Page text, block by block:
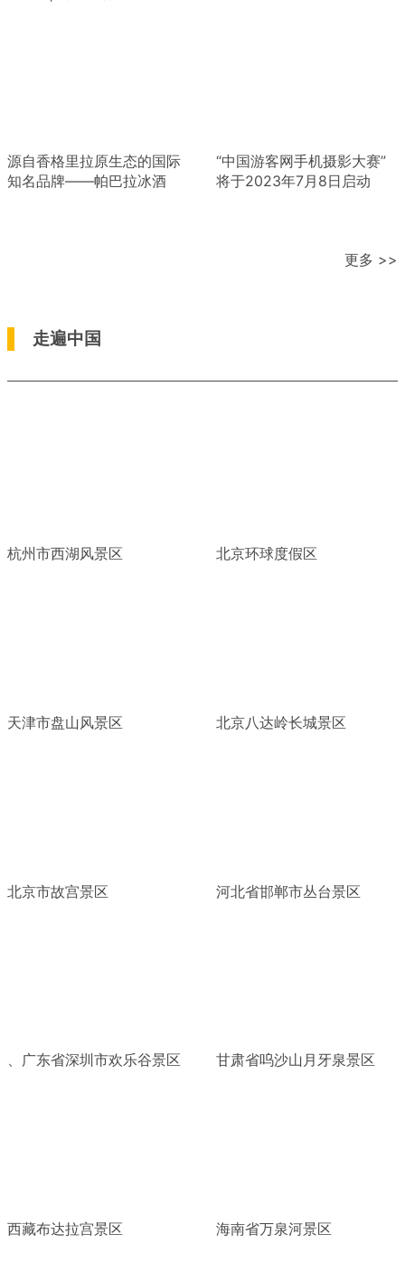
源自香格里拉原生态的国际
知名品牌——帕巴拉冰酒
“中国游客网手机摄影大赛”
将于2023年7月8日启动
更多 >>
走遍中国
杭州市西湖风景区 北京环球度假区
天津市盘山风景区 北京八达岭长城景区
北京市故宫景区 河北省邯郸市丛台景区
、广东省深圳市欢乐谷景区 甘肃省呜沙山月牙泉景区
西藏布达拉宫景区 海南省万泉河景区